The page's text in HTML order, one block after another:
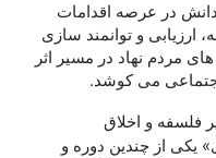
در عرصه اقدامات
ارزیابی و توانمند سازی
مردم نهاد در مسیر اثر
می کوشد.
فلسفه و اخلاق
یکی از چندین دوره و